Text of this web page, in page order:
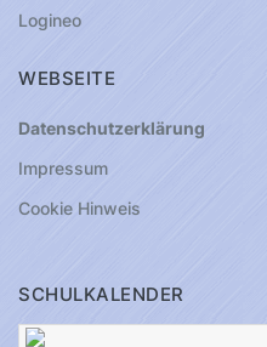
Logineo
WEBSEITE
Datenschutzerklärung
Impressum
Cookie Hinweis
SCHULKALENDER